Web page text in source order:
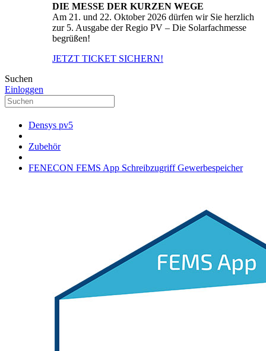
DIE MESSE DER KURZEN WEGE
Am 21. und 22. Oktober 2026 dürfen wir Sie herzlich
zur 5. Ausgabe der Regio PV – Die Solarfachmesse
begrüßen!
JETZT TICKET SICHERN!
Suchen
Einloggen
Densys pv5
Zubehör
FENECON FEMS App Schreibzugriff Gewerbespeicher